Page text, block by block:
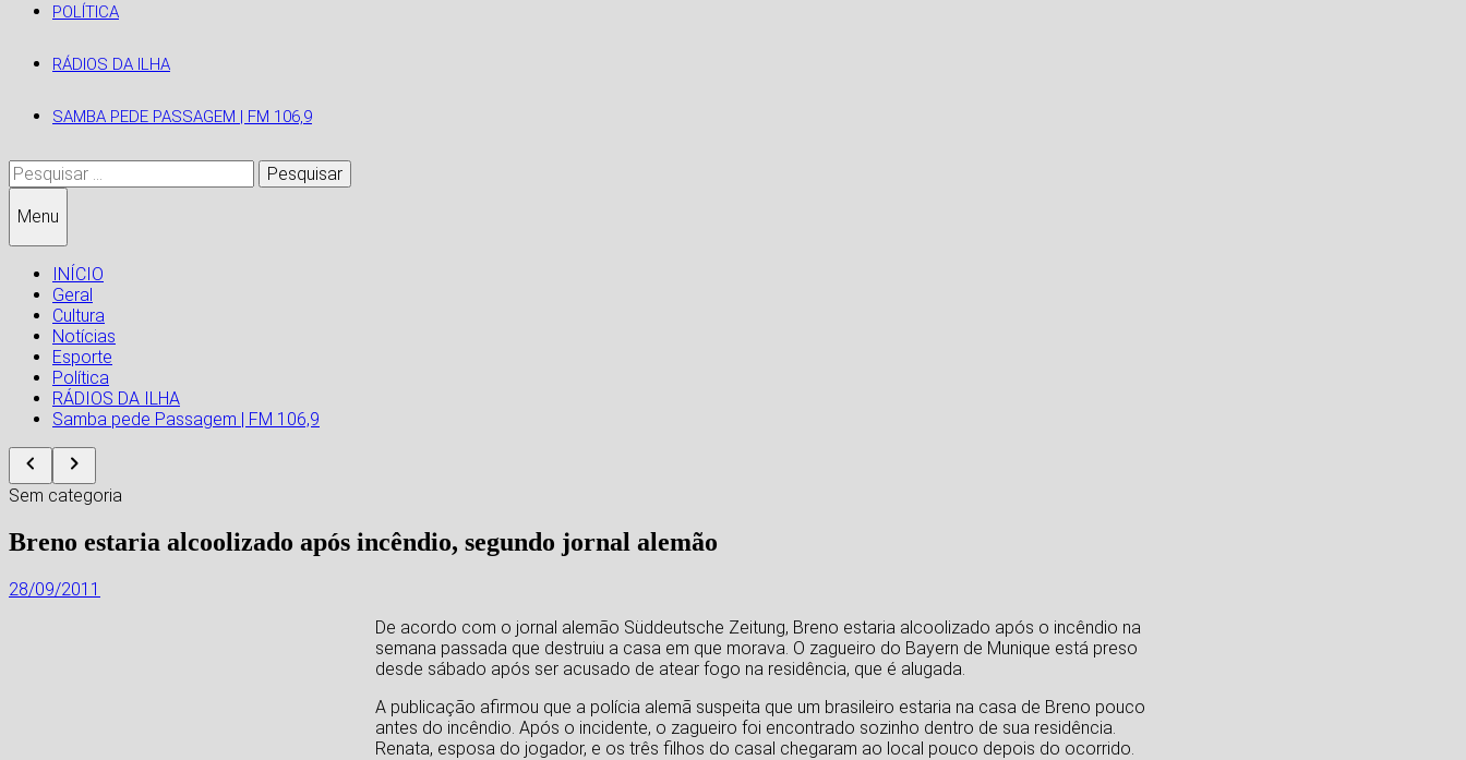
POLÍTICA
RÁDIOS DA ILHA
SAMBA PEDE PASSAGEM | FM 106,9
Pesquisar
por:
Menu
INÍCIO
Geral
Cultura
Notícias
Esporte
Política
RÁDIOS DA ILHA
Samba pede Passagem | FM 106,9
Sem categoria
Breno estaria alcoolizado após incêndio, segundo jornal alemão
28/09/2011
De acordo com o jornal alemão Süddeutsche Zeitung, Breno estaria alcoolizado após o incêndio na
semana passada que destruiu a casa em que morava. O zagueiro do Bayern de Munique está preso
desde sábado após ser acusado de atear fogo na residência, que é alugada.
A publicação afirmou que a polícia alemã suspeita que um brasileiro estaria na casa de Breno pouco
antes do incêndio. Após o incidente, o zagueiro foi encontrado sozinho dentro de sua residência.
Renata, esposa do jogador, e os três filhos do casal chegaram ao local pouco depois do ocorrido.